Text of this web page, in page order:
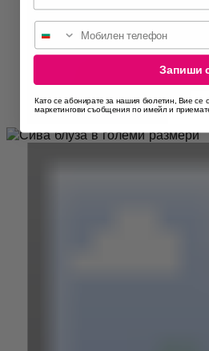
Мобилен телефон
Запиши
Като се абонирате за нашия бюлетин, Вие се
маркетингови съобщения по имейл и